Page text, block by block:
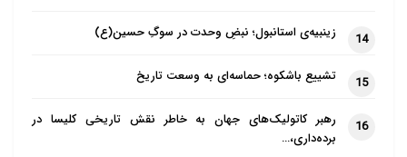
14 زینبیه‌ی استانبول؛ نبضِ وحدت در سوگِ حسین(ع)
15 تشییع باشکوه؛ حماسه‌ای به وسعت تاریخ
16
رهبر کاتولیک‌های جهان به خاطر نقش تاریخی کلیسا در
برده‌داری،…